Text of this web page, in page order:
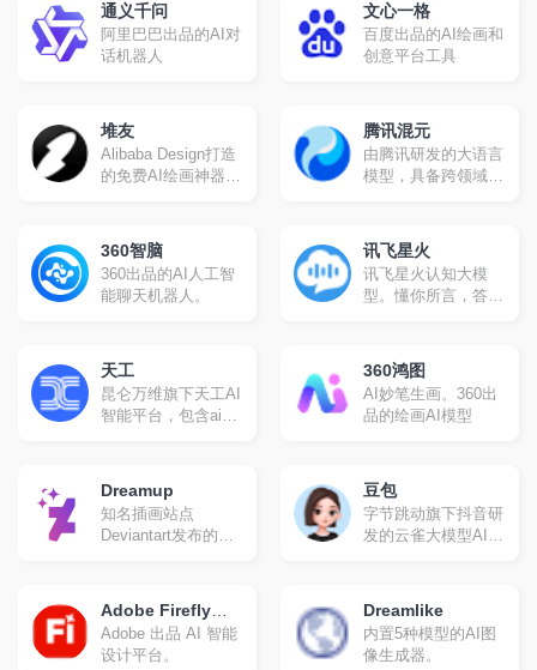
通义千问
阿里巴巴出品的AI对
话机器人
文心一格
百度出品的AI绘画和
创意平台工具
堆友
Alibaba Design打造
的免费AI绘画神器和
堆友围绕品质、效
率、技能、成就、收
入五大用户价值布局
平台能力, 全力服务
腾讯混元
由腾讯研发的大语言
模型，具备跨领域知
然语言对话的方式，
理解用户指令并执行
任务，帮助用户实现
人获取信息，知识和
360智脑
360出品的AI人工智
能聊天机器人。
讯飞星火
讯飞星火认知大模
型。懂你所言，答你
天工
昆仑万维旗下天工AI
智能平台，包含ai对
360鸿图
AI妙笔生画。360出
品的绘画AI模型
Dreamup
知名插画站点
Deviantart发布的AI
豆包
字节跳动旗下抖音研
发的云雀大模型AI对
Adobe Firefly
(Beta)
Adobe 出品 AI 智能
设计平台。
Dreamlike
内置5种模型的AI图
像生成器。